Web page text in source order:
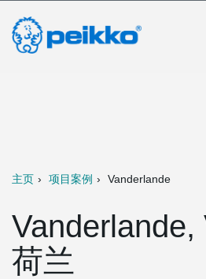
主页 项目案例 Vanderlande
Vanderlande,
荷兰